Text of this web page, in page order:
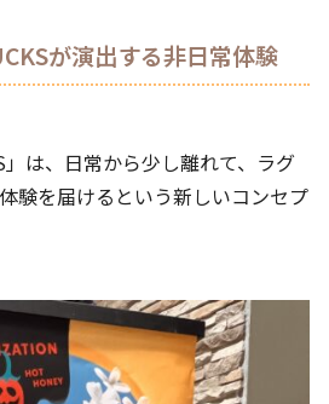
が演出する非日常体験
」は、日常から少し離れて、ラグ
験を届けるという新しいコンセプ